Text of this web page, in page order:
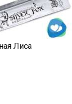
Лиса